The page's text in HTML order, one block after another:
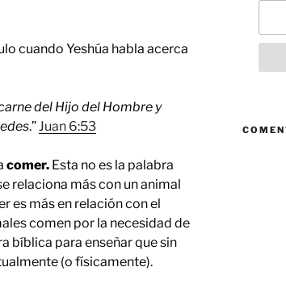
cuando Yeshúa habla acerca
del Hijo del Hombre y
.”Juan 6:53
comer. Esta no es la palabra
relaciona más con un animal
es más en relación con el
comen por la necesidad de
bíblica para enseñar que sin
(o físicamente).